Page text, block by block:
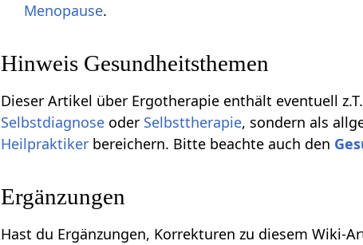
Menopause.
Hinweis Gesundheitsthemen
Dieser Artikel über Ergotherapie enthält eventuell
Selbstdiagnose oder Selbsttherapie, sondern als
Heilpraktiker bereichern. Bitte beachte auch den
Ergänzungen
Hast du Ergänzungen, Korrekturen zu diesem Wiki-